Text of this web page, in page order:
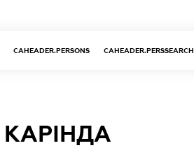
CAHEADER.PERSONS CAHEADER.PERSSEARCH
КАРІНДА